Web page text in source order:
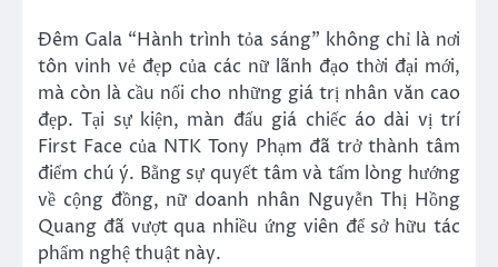
Đêm Gala “Hành trình tỏa sáng” không chỉ là nơi
tôn vinh vẻ đẹp của các nữ lãnh đạo thời đại mới,
mà còn là cầu nối cho những giá trị nhân văn cao
đẹp. Tại sự kiện, màn đấu giá chiếc áo dài vị trí
First Face của NTK Tony Phạm đã trở thành tâm
điểm chú ý. Bằng sự quyết tâm và tấm lòng hướng
về cộng đồng, nữ doanh nhân Nguyễn Thị Hồng
Quang đã vượt qua nhiều ứng viên để sở hữu tác
phẩm nghệ thuật này.